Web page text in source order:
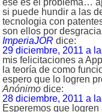
si puede hundir a las
tecnologia con
son ellos por
ImperiaJOR dice:
29 diciembre, 2011 a
mis felicitaciones a
la teoría de como
espero que lo logren
Anónimo dice:
28 diciembre, 2011 a
Esperemos que